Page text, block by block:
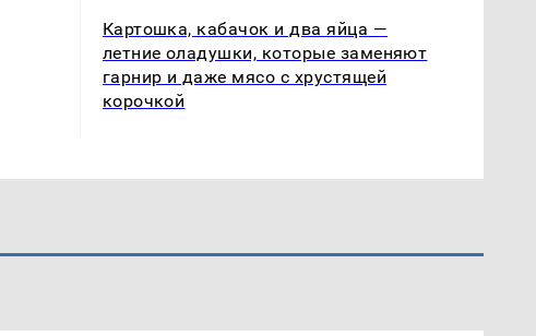
Картошка, кабачок и два яйца —
летние оладушки, которые заменяют
гарнир и даже мясо с хрустящей
корочкой